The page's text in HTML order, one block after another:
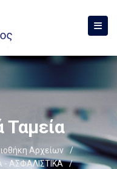
Ταμεία
Αρχείων
/
- ΑΣΦΑΛΙΣΤΙΚΑ
/